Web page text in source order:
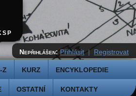
Z KURZ ENCYKLOPEDIE
OSTATNÍ KONTAKTY
Nepřihlášen: Přihlásit | Registrovat